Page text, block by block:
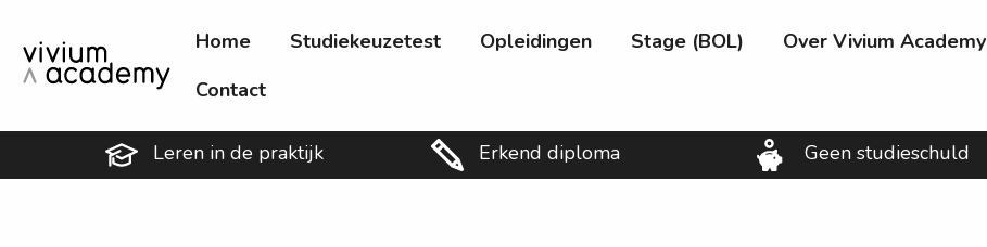
Home Studiekeuzetest Opleidingen Stage (BOL)
Over Vivium Academy
Contact
Leren in de praktijk Erkend diploma Geen studieschuld